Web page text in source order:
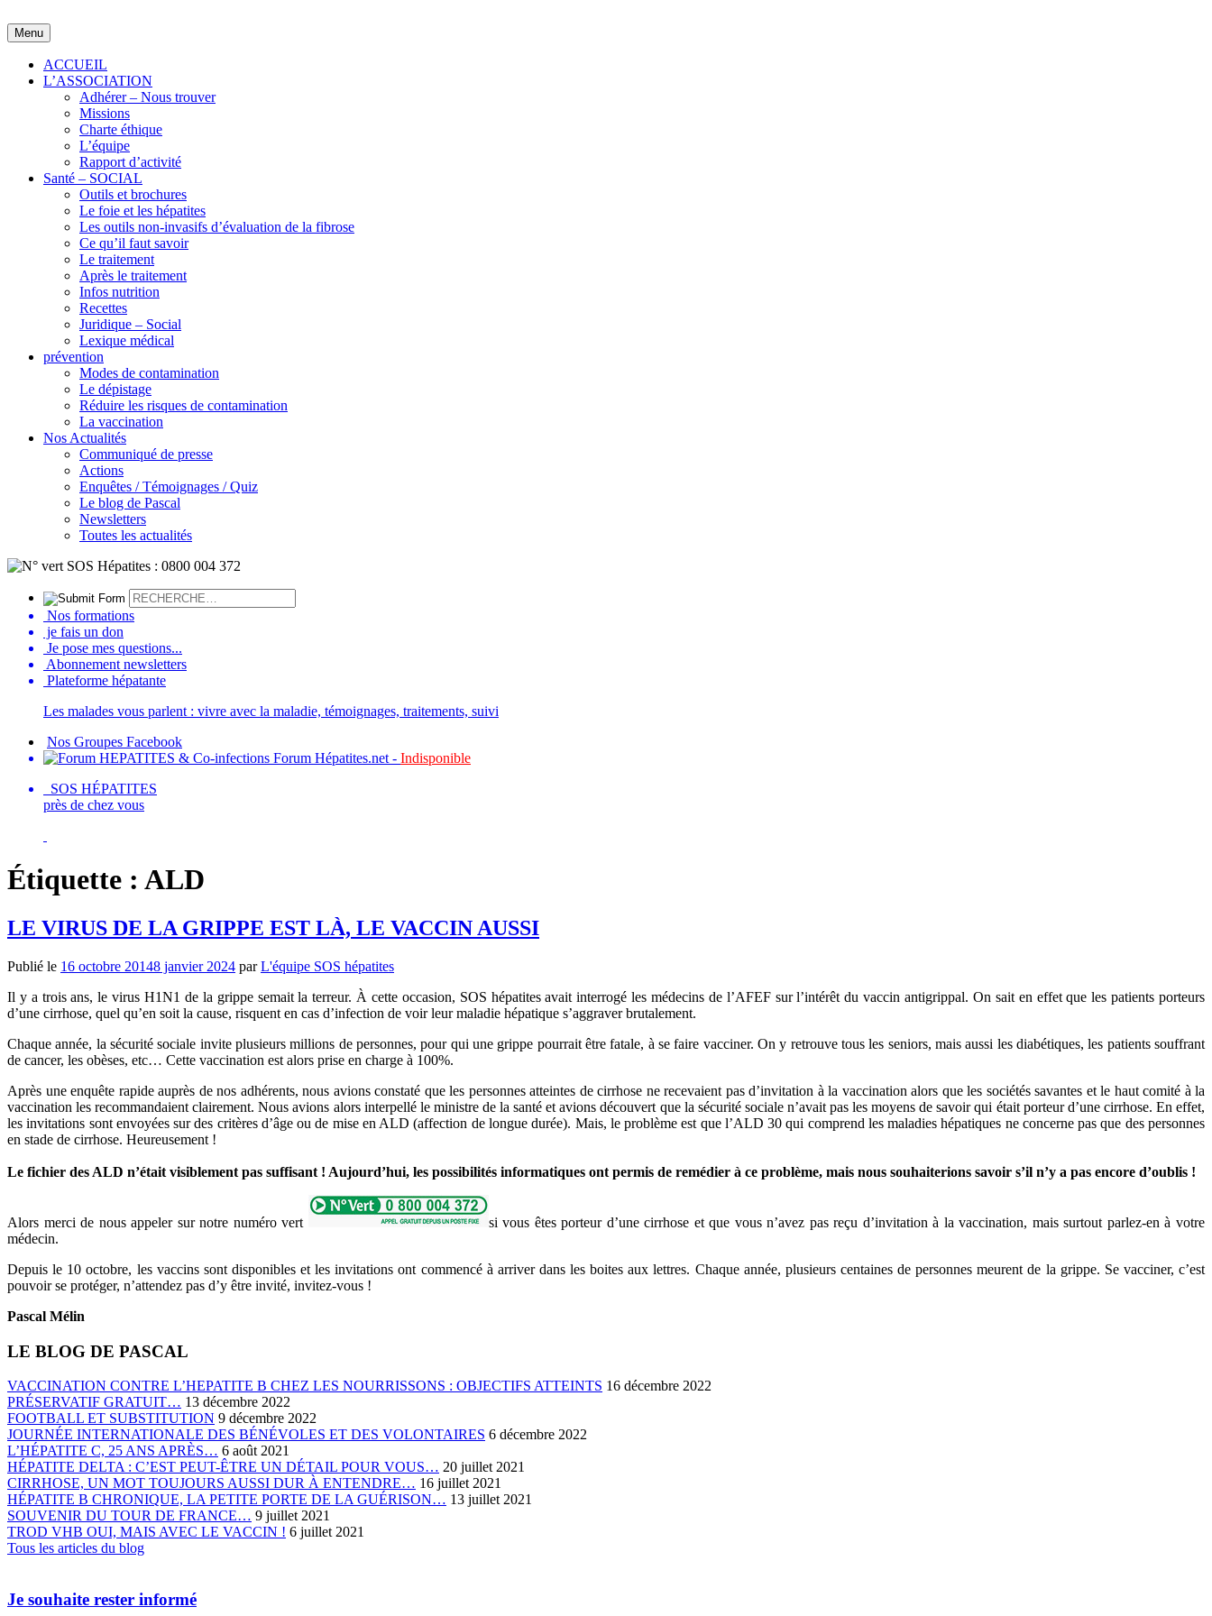
to
content
Menu
ACCUEIL
L’ASSOCIATION
Adhérer – Nous trouver
Missions
Charte éthique
L’équipe
Rapport d’activité
Santé – SOCIAL
Outils et brochures
Le foie et les hépatites
Les outils non-invasifs d’évaluation de la fibrose
Ce qu’il faut savoir
Le traitement
Après le traitement
Infos nutrition
Recettes
Juridique – Social
Lexique médical
prévention
Modes de contamination
Le dépistage
Réduire les risques de contamination
La vaccination
Nos Actualités
Communiqué de presse
Actions
Enquêtes / Témoignages / Quiz
Le blog de Pascal
Newsletters
Toutes les actualités
Nos formations
je fais un don
Je pose mes questions...
Abonnement newsletters
Plateforme hépatante
Les malades vous parlent : vivre avec la maladie, témoignages, traitements, suivi
Nos Groupes Facebook
Forum Hépatites.net - Indisponible
SOS HÉPATITES
près de chez vous
Étiquette : ALD
LE VIRUS DE LA GRIPPE EST LÀ, LE VACCIN AUSSI
Publié le 16 octobre 20148 janvier 2024 parL'équipe SOS hépatites
Il y a trois ans, le virus H1N1 de la grippe semait la terreur. À cette occasion, SOS hépatites avait interrogé les médecins de l’AFEF sur l’intérêt du vaccin antigrippal. On sait en effet que les patients porteurs
d’une cirrhose, quel qu’en soit la cause, risquent en cas d’infection de voir leur maladie hépatique s’aggraver brutalement.
Chaque année, la sécurité sociale invite plusieurs millions de personnes, pour qui une grippe pourrait être fatale, à se faire vacciner. On y retrouve tous les seniors, mais aussi les diabétiques, les patients souffrant
de cancer, les obèses, etc… Cette vaccination est alors prise en charge à 100%.
Après une enquête rapide auprès de nos adhérents, nous avions constaté que les personnes atteintes de cirrhose ne recevaient pas d’invitation à la vaccination alors que les sociétés savantes et le haut comité à la
vaccination les recommandaient clairement. Nous avions alors interpellé le ministre de la santé et avions découvert que la sécurité sociale n’avait pas les moyens de savoir qui était porteur d’une cirrhose. En effet,
les invitations sont envoyées sur des critères d’âge ou de mise en ALD (affection de longue durée). Mais, le problème est que l’ALD 30 qui comprend les maladies hépatiques ne concerne pas que des personnes
en stade de cirrhose. Heureusement !
Le fichier des ALD n’était visiblement pas suffisant ! Aujourd’hui, les possibilités informatiques ont permis de remédier à ce problème, mais nous souhaiterions savoir s’il n’y a pas encore d’oublis !
Alors merci de nous appeler sur notre numéro vert
si vous êtes porteur d’une cirrhose et que vous n’avez pas reçu d’invitation à la vaccination, mais surtout parlez-en à votre
médecin.
Depuis le 10 octobre, les vaccins sont disponibles et les invitations ont commencé à arriver dans les boites aux lettres. Chaque année, plusieurs centaines de personnes meurent de la grippe. Se vacciner, c’est
pouvoir se protéger, n’attendez pas d’y être invité, invitez-vous !
Pascal Mélin
LE BLOG DE PASCAL
VACCINATION CONTRE L’HEPATITE B CHEZ LES NOURRISSONS : OBJECTIFS ATTEINTS 16 décembre 2022
PRÉSERVATIF GRATUIT… 13 décembre 2022
FOOTBALL ET SUBSTITUTION 9 décembre 2022
JOURNÉE INTERNATIONALE DES BÉNÉVOLES ET DES VOLONTAIRES 6 décembre 2022
L’HÉPATITE C, 25 ANS APRÈS… 6 août 2021
HÉPATITE DELTA : C’EST PEUT-ÊTRE UN DÉTAIL POUR VOUS… 20 juillet 2021
CIRRHOSE, UN MOT TOUJOURS AUSSI DUR À ENTENDRE… 16 juillet 2021
HÉPATITE B CHRONIQUE, LA PETITE PORTE DE LA GUÉRISON… 13 juillet 2021
SOUVENIR DU TOUR DE FRANCE… 9 juillet 2021
TROD VHB OUI, MAIS AVEC LE VACCIN ! 6 juillet 2021
Tous les articles du blog
Je souhaite rester informé